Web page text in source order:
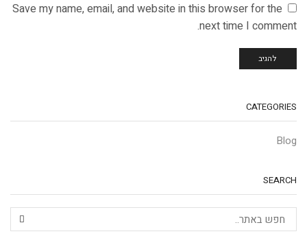
Save my name, email, and website in this browser for the
next time I comment.
CATEGORIES
Blog
SEARCH